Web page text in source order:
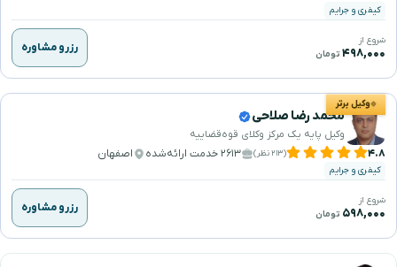
کیفری و جرایم
شروع از
۴۹۸,۰۰۰ تومان رزرو مشاوره
وکیل برتر
محمد رضا صلاحی
وکیل پایه یک مرکز وکلای قوه‌قضاییه
۴.۸ (۲۱۳ نظر) ۲۶۱۳ خدمت ارائه‌شده اصفهان
کیفری و جرایم
شروع از
۵۹۸,۰۰۰ تومان رزرو مشاوره